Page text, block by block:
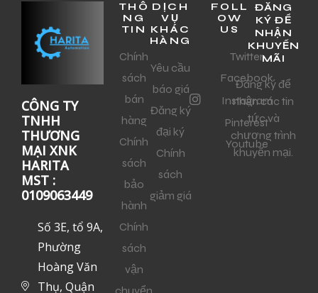
CÔNG TY
TNHH
THƯƠNG
MẠI XNK
HARITA
MST :
0109063449
Số 3E, tổ 9A,
Phường
Hoàng Văn
Thụ, Quận
THÔ
NG
TIN
Chính
sách
bán
hàng
Chính
sách
bảo
hành
Chính
sách
vận
DỊCH
VỤ
KHÁC
HÀNG
Yêu cầu
báo giá
Đăng ký
đại ký
Chính
sách
giảm giá
FOLL
OW
US
Twitter
Facebook
Instagram
Pinterest
Youtube
ĐĂNG
KÝ ĐỂ
NHẬN
KHUYẾN
MÃI
Đăng ký để
nhận các tin
tức và
chương trình
khuyến mại.